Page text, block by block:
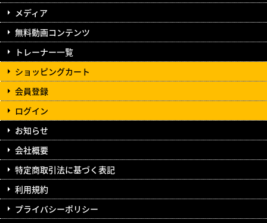
メディア
無料動画コンテンツ
トレーナー一覧
ショッピングカート
会員登録
ログイン
お知らせ
会社概要
特定商取引法に基づく表記
利用規約
プライバシーポリシー